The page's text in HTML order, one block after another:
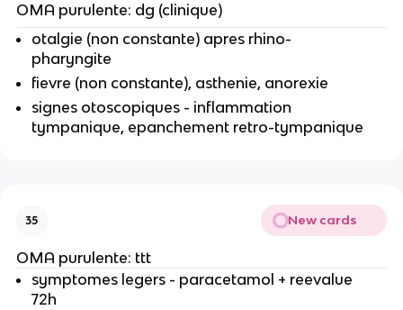
OMA purulente: dg (clinique)
otalgie (non constante) apres rhino-
pharyngite
fievre (non constante), asthenie, anorexie
signes otoscopiques - inflammation
tympanique, epanchement retro-tympanique
35 New cards
OMA purulente: ttt
symptomes legers - paracetamol + reevalue
72h